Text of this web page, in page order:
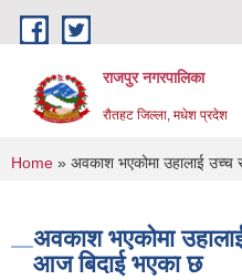
Skip to main content
राजपुर नगरपालिका
रौतहट जिल्ला, मधेश प्रदेश
You are here
Home » अवकाश भएकोमा उहालाई उच्च
अवकाश भएकोमा
आज बिदाई भएका छ